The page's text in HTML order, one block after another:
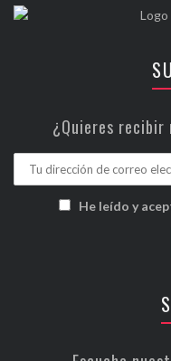
¿Quieres recibir
He leído y